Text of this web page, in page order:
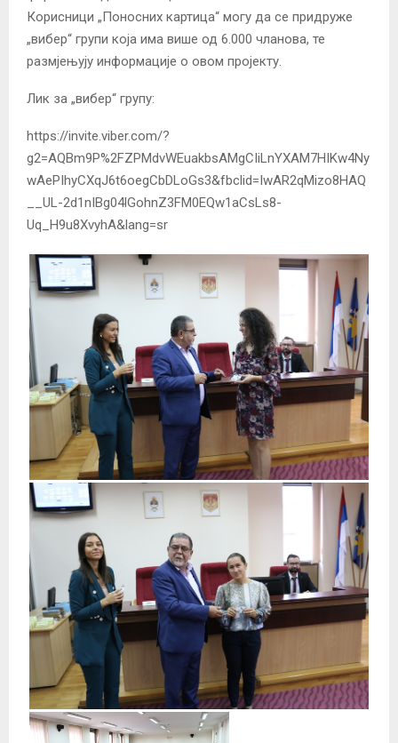
Корисници „Поносних картица“ могу да се придруже
„вибер“ групи која има више од 6.000 чланова, те
размјењују информације о овом пројекту.
Лик за „вибер“ групу:
https://invite.viber.com/?
g2=AQBm9P%2FZPMdvWEuakbsAMgCIiLnYXAM7HIKw4Ny
wAePIhyCXqJ6t6oegCbDLoGs3&fbclid=IwAR2qMizo8HAQ
__UL-2d1nIBg04lGohnZ3FM0EQw1aCsLs8-
Uq_H9u8XvyhA&lang=sr